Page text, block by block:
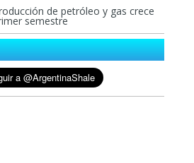
de petróleo y gas crece
semestre